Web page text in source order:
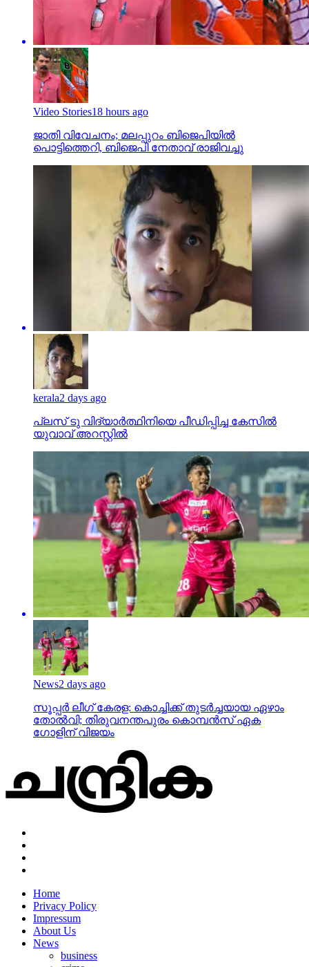
Video Stories18 hours ago
ജാതി വിവേചനം; മലപ്പുറം ബിജെപിയില്‍
പൊട്ടിത്തെറി, ബിജെപി നേതാവ് രാജിവച്ചു
kerala2 days ago
പ്ലസ് ടു വിദ്യാര്‍ത്ഥിനിയെ പീഡിപ്പിച്ച കേസില്‍
യുവാവ് അറസ്റ്റില്‍
News2 days ago
സൂപ്പര്‍ ലീഗ് കേരള: കൊച്ചിക്ക് തുടര്‍ച്ചയായ ഏഴാം
തോല്‍വി; തിരുവനന്തപുരം കൊമ്പന്‍സ് ഏക
ഗോളിന് വിജയം
Home
Privacy Policy
Impressum
About Us
News
business